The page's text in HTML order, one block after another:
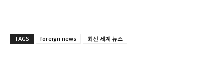
TAGS foreign news 최신 세계 뉴스